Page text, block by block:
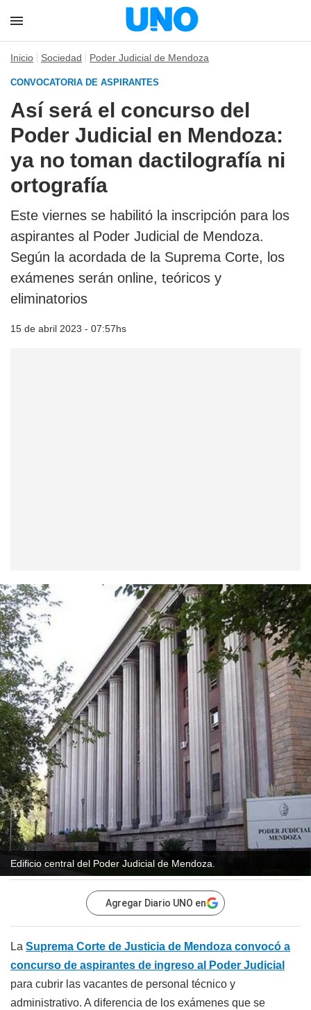
Inicio Sociedad Poder Judicial de Mendoza
CONVOCATORIA DE ASPIRANTES
Así será el concurso del
Poder Judicial en Mendoza:
ya no toman dactilografía ni
ortografía
Este viernes se habilitó la inscripción para los
aspirantes al Poder Judicial de Mendoza.
Según la acordada de la Suprema Corte, los
exámenes serán online, teóricos y
eliminatorios
15 de abril 2023 - 07:57hs
Edificio central del Poder Judicial de Mendoza.
Agregar Diario UNO en
La Suprema Corte de Justicia de Mendoza convocó a
concurso de aspirantes de ingreso al Poder Judicial
para cubrir las vacantes de personal técnico y
administrativo. A diferencia de los exámenes que se